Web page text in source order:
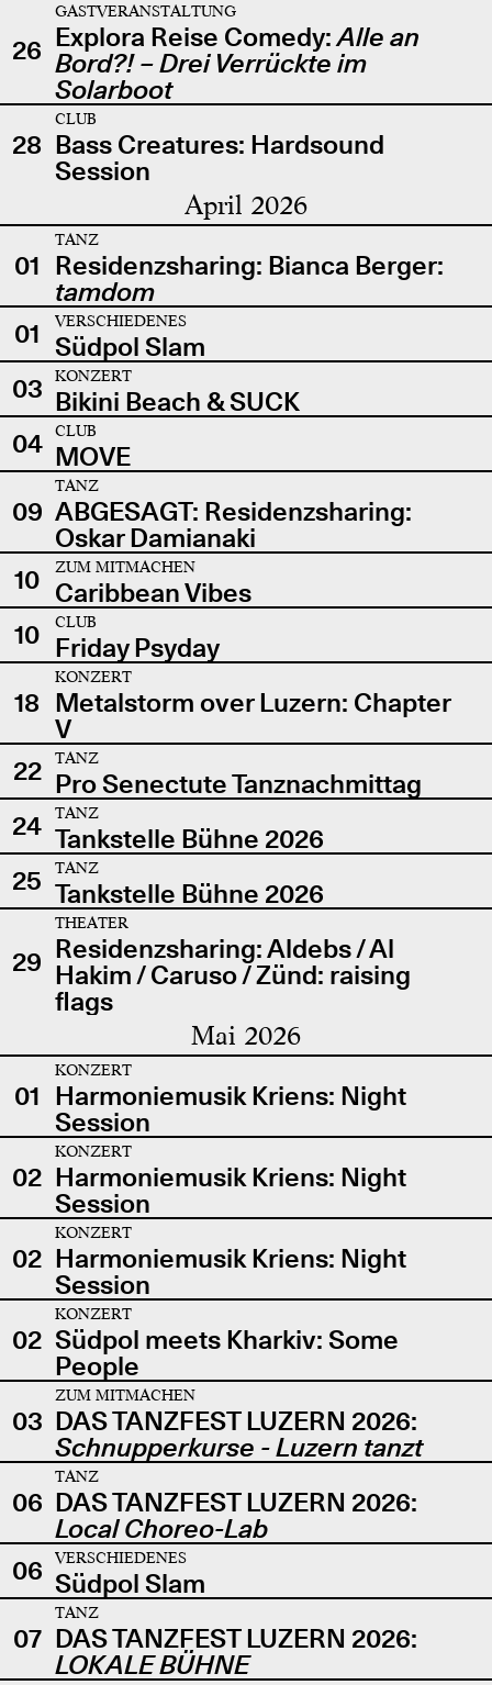
26
GASTVERANSTALTUNG
Explora Reise Comedy:Alle an
Bord?! – Drei Verrückte im
Solarboot
28
CLUB
Bass Creatures: Hardsound
Session
April 2026
01
TANZ
Residenzsharing: Bianca Berger:
tamdom
01
VERSCHIEDENES
Südpol Slam
03
KONZERT
Bikini Beach & SUCK
04
CLUB
MOVE
09
TANZ
ABGESAGT: Residenzsharing:
Oskar Damianaki
10
ZUM MITMACHEN
Caribbean Vibes
10
CLUB
Friday Psyday
18
KONZERT
Metalstorm over Luzern: Chapter
V
22
TANZ
Pro Senectute Tanznachmittag
24
TANZ
Tankstelle Bühne 2026
25
TANZ
Tankstelle Bühne 2026
29
THEATER
Residenzsharing: Aldebs / Al
Hakim / Caruso / Zünd: raising
flags
Mai 2026
01
KONZERT
Harmoniemusik Kriens: Night
Session
02
KONZERT
Harmoniemusik Kriens: Night
Session
02
KONZERT
Harmoniemusik Kriens: Night
Session
02
KONZERT
Südpol meets Kharkiv: Some
People
03
ZUM MITMACHEN
DAS TANZFEST LUZERN 2026:
Schnupperkurse - Luzern tanzt
06
TANZ
DAS TANZFEST LUZERN 2026:
Local Choreo-Lab
06
VERSCHIEDENES
Südpol Slam
07
TANZ
DAS TANZFEST LUZERN 2026:
LOKALE BÜHNE